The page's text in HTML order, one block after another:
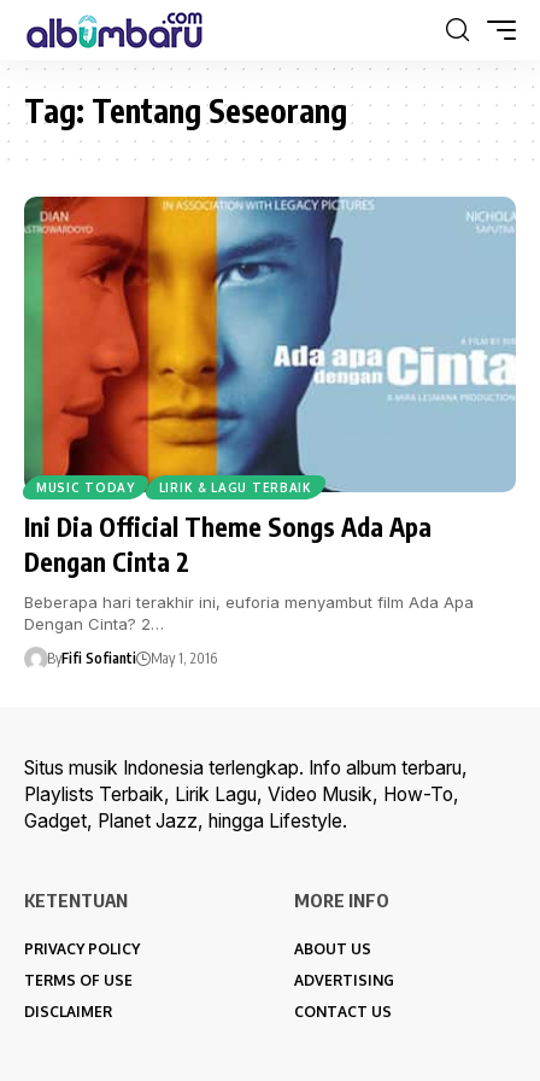
Tag: Tentang Seseorang
MUSIC TODAY LIRIK & LAGU TERBAIK
Ini Dia Official Theme Songs Ada Apa
Dengan Cinta 2
Beberapa hari terakhir ini, euforia menyambut film Ada Apa
Dengan Cinta? 2…
ByFifi Sofianti May 1, 2016
Situs musik Indonesia terlengkap. Info album terbaru,
Playlists Terbaik, Lirik Lagu, Video Musik, How-To,
Gadget, Planet Jazz, hingga Lifestyle.
KETENTUAN
PRIVACY POLICY
TERMS OF USE
DISCLAIMER
MORE INFO
ABOUT US
ADVERTISING
CONTACT US